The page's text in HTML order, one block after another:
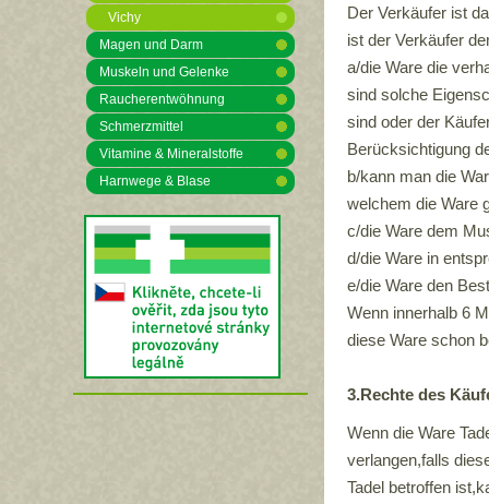
Vichy
Magen und Darm
Muskeln und Gelenke
Raucherentwöhnung
Schmerzmittel
Vitamine & Mineralstoffe
Harnwege & Blase
Der Verkäufer ist
ist der Verkäufer
a/die Ware die
sind solche
sind oder der
Berücksichtigung
b/kann man die
welchem die Ware
c/die Ware dem
d/die Ware in
e/die Ware den
Wenn innerhalb 6
diese Ware schon
3.Rechte des
Wenn die Ware
verlangen,falls
Tadel betroffen